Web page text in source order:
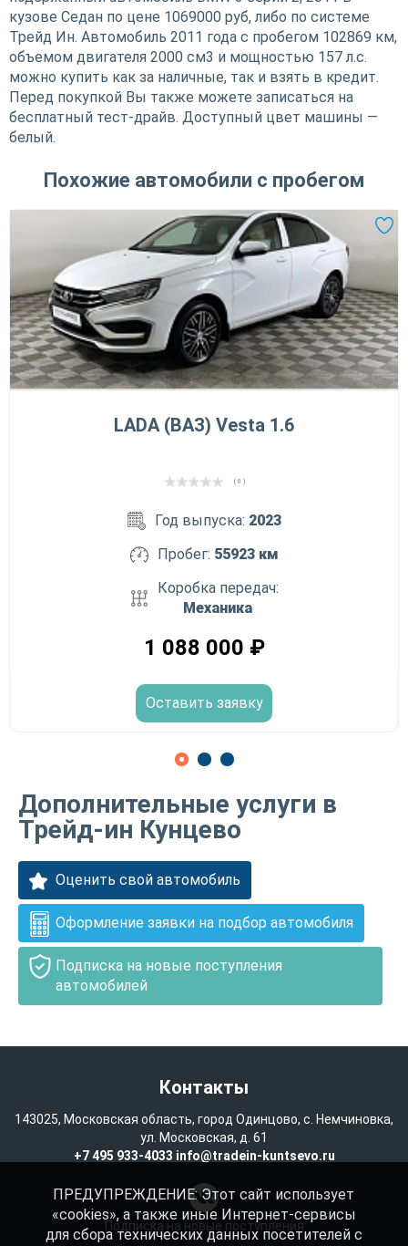
кузове Седан по цене 1069000 руб, либо по системе
Трейд Ин. Автомобиль 2011 года с пробегом 102869 км,
объемом двигателя 2000 см3 и мощностью 157 л.с.
можно купить как за наличные, так и взять в кредит.
Перед покупкой Вы также можете записаться на
бесплатный тест-драйв. Доступный цвет машины —
белый.
Похожие автомобили с пробегом
LADA (ВАЗ) Vesta 1.6
( 0 )
Год выпуска: 2023
Пробег: 55923 км
Коробка передач:
Механика
1 088 000 ₽
Оставить заявку
Дополнительные услуги в
Трейд-ин Кунцево
Оценить свой автомобиль
Оформление заявки на подбор автомобиля
Подписка на новые поступления
автомобилей
Контакты
143025, Московская область, город Одинцово, с. Немчиновка,
ул. Московская, д. 61
+7 495 933-4033 info@tradein-kuntsevo.ru
Подписка на новые поступления
ПРЕДУПРЕЖДЕНИЕ: Этот сайт использует
«cookies», а также иные Интернет-сервисы
для сбора технических данных посетителей с